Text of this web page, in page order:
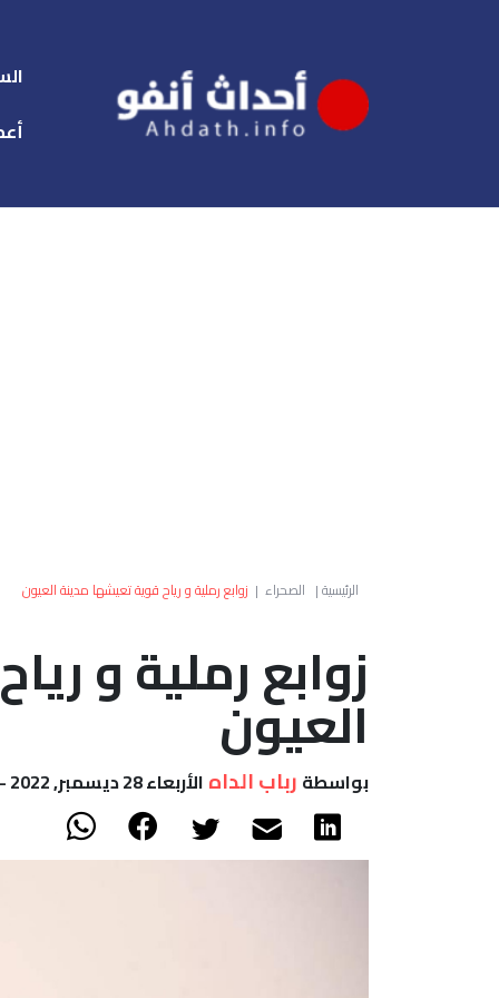
الرئيسية| الصحراء | زوابع رملية و رياح قوية تعيشها مدينة العيون
زوابع رملية و
العيون
بواسطة رباب الداه الأربعاء 28 ديسمبر, 2022 - 05:42